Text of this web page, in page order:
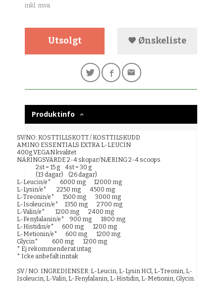
inkl. mva.
Utsolgt Ønskeliste
Produktinfo
SV/NO: KOSTTILLSKOTT / KOSTTILSKUDD
AMINO ESSENTIALS EXTRA L-LEUCIN
400g VEGAN kvalitet
NÄRINGSVÄRDE 2-4 skopar/NÆRING 2-4 scoops
2st = 15 g 4st = 30 g
(13 dagar) (26 dagar)
L-Leucin/e* 6000 mg 12000 mg
L-Lysin/e* 2250 mg 4500 mg
L-Treonin/e* 1500 mg 3000 mg
L-Isoleucin/e* 1350 mg 2700 mg
L-Valin/e* 1200 mg 2400 mg
L-Fenylalanin/e* 900 mg 1800 mg
L-Histidin/e* 600 mg 1200 mg
L-Metionin/e* 600 mg 1200 mg
Glycin* 600 mg 1200 mg
* Ej rekommenderat intag
* Icke anbefalt inntak
SV / NO: INGREDIENSER: L-Leucin, L-Lysin HCl, L-Treonin, L-
Isoleucin, L-Valin, L-Fenylalanin, L-Histidin, L-Metionin, Glycin.